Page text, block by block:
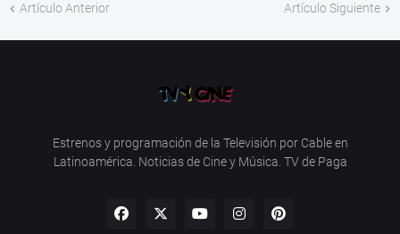
Artículo Anterior Artículo Siguiente
Estrenos y programación de la Televisión por Cable en
Latinoamérica. Noticias de Cine y Música. TV de Paga